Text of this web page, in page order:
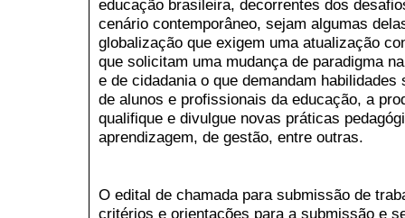
educação brasileira, decorrentes dos
cenário contemporâneo, sejam algumas
globalização que exigem uma atualização
que solicitam uma mudança de paradigma
e de cidadania o que demandam
de alunos e profissionais da educação, a
qualifique e divulgue novas práticas
aprendizagem, de gestão, entre outras.
O edital de chamada para submissão de
critérios e orientações para a submissão e